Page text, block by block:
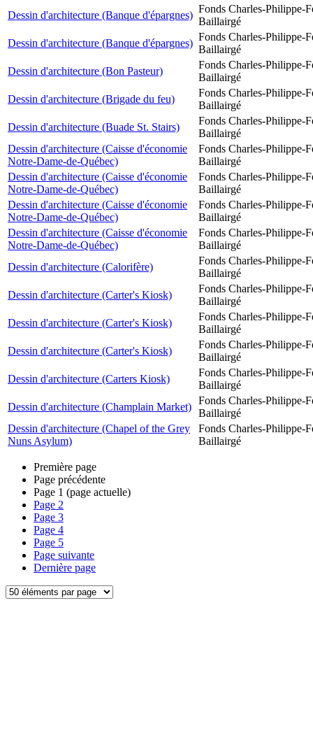
Dessin d'architecture (Banque d'épargnes)
Fonds Charles-Philippe-
Baillairgé
Dessin d'architecture (Banque d'épargnes)
Fonds Charles-Philippe-
Baillairgé
Dessin d'architecture (Bon Pasteur)
Fonds Charles-Philippe-
Baillairgé
Dessin d'architecture (Brigade du feu)
Fonds Charles-Philippe-
Baillairgé
Dessin d'architecture (Buade St. Stairs)
Fonds Charles-Philippe-
Baillairgé
Dessin d'architecture (Caisse d'économie
Notre-Dame-de-Québec)
Fonds Charles-Philippe-
Baillairgé
Dessin d'architecture (Caisse d'économie
Notre-Dame-de-Québec)
Fonds Charles-Philippe-
Baillairgé
Dessin d'architecture (Caisse d'économie
Notre-Dame-de-Québec)
Fonds Charles-Philippe-
Baillairgé
Dessin d'architecture (Caisse d'économie
Notre-Dame-de-Québec)
Fonds Charles-Philippe-
Baillairgé
Dessin d'architecture (Calorifère)
Fonds Charles-Philippe-
Baillairgé
Dessin d'architecture (Carter's Kiosk)
Fonds Charles-Philippe-
Baillairgé
Dessin d'architecture (Carter's Kiosk)
Fonds Charles-Philippe-
Baillairgé
Dessin d'architecture (Carter's Kiosk)
Fonds Charles-Philippe-
Baillairgé
Dessin d'architecture (Carters Kiosk)
Fonds Charles-Philippe-
Baillairgé
Dessin d'architecture (Champlain Market)
Fonds Charles-Philippe-
Baillairgé
Dessin d'architecture (Chapel of the Grey
Nuns Asylum)
Fonds Charles-Philippe-
Baillairgé
Première page
Page précédente
Page 1 (page actuelle)
Page 2
Page 3
Page 4
Page 5
Page suivante
Dernière page